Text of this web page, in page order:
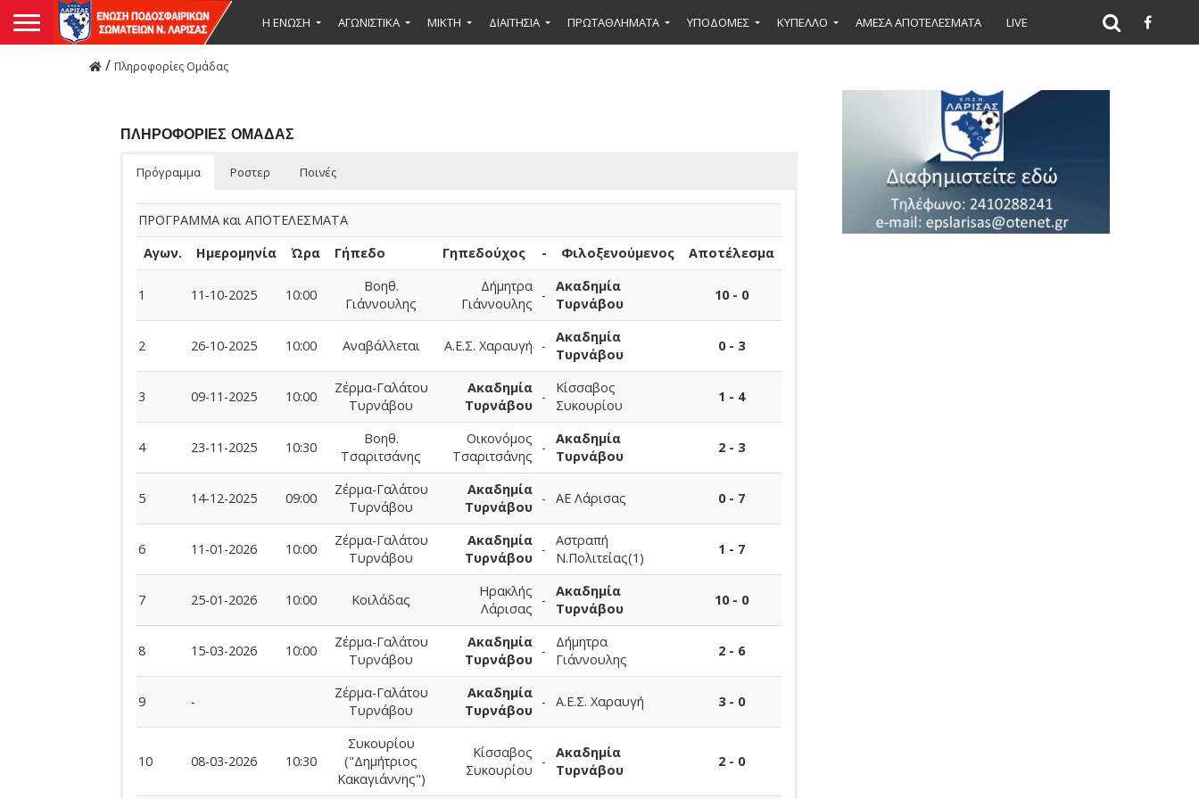
Η ΕΝΩΣΗ ΑΓΩΝΙΣΤΙΚΑ ΜΙΚΤΉ ΔΙΑΙΤΗΣΙΑ ΠΡΩΤΑΘΛΗΜΑΤΑ ΥΠΟΔΟΜΕΣ ΚΥΠΕΛΛΟ ΑΜΕΣΑ ΑΠΟΤΕΛΕΣΜΑΤΑ LIVE
/ Πληροφορίες Ομάδας
ΠΛΗΡΟΦΟΡΙΕΣ ΟΜΑΔΑΣ
Πρόγραμμα Ροστερ Ποινές
ΠΡΟΓΡΑΜΜΑ και ΑΠΟΤΕΛΕΣΜΑΤΑ
Αγων.
Ημερομηνία Ώρα Γήπεδο Γηπεδούχος - Φιλοξενούμενος Αποτέλεσμα
1 11-10-2025 10:00
Βοηθ.
Γιάννουλης
Δήμητρα
Γιάννουλης
-
Ακαδημία
Τυρνάβου
10 - 0
2 26-10-2025 10:00 Αναβάλλεται Α.Ε.Σ. Χαραυγή -
Ακαδημία
Τυρνάβου
0 - 3
3 09-11-2025 10:00
Ζέρμα-Γαλάτου
Τυρνάβου
Ακαδημία
Τυρνάβου
-
Κίσσαβος
Συκουρίου
1 - 4
4 23-11-2025 10:30
Βοηθ.
Τσαριτσάνης
Οικονόμος
Τσαριτσάνης
-
Ακαδημία
Τυρνάβου
2 - 3
5 14-12-2025 09:00
Ζέρμα-Γαλάτου
Τυρνάβου
Ακαδημία
Τυρνάβου
- ΑΕ Λάρισας 0 - 7
6 11-01-2026 10:00
Ζέρμα-Γαλάτου
Τυρνάβου
Ακαδημία
Τυρνάβου
-
Αστραπή
Ν.Πολιτείας(1)
1 - 7
7 25-01-2026 10:00 Κοιλάδας
Ηρακλής
Λάρισας
-
Ακαδημία
Τυρνάβου
10 - 0
8 15-03-2026 10:00
Ζέρμα-Γαλάτου
Τυρνάβου
Ακαδημία
Τυρνάβου
-
Δήμητρα
Γιάννουλης
2 - 6
9 -
Ζέρμα-Γαλάτου
Τυρνάβου
Ακαδημία
Τυρνάβου
- Α.Ε.Σ. Χαραυγή 3 - 0
10 08-03-2026 10:30
Συκουρίου
("Δημήτριος
Κακαγιάννης")
Κίσσαβος
Συκουρίου
-
Ακαδημία
Τυρνάβου
2 - 0